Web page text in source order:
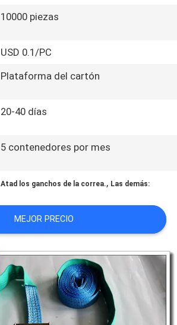
10000 piezas
USD 0.1/PC
Plataforma del cartón
20-40 días
5 contenedores por mes
Atad los ganchos de la correa., Las demás:
MEJOR PRECIO